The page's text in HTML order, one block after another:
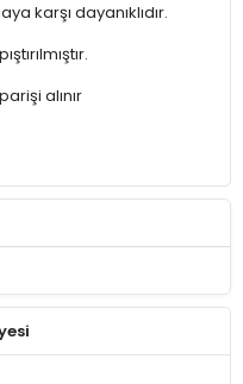
karşı dayanıklıdır.
alınır